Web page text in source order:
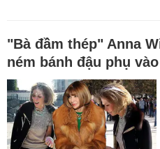
"Bà đầm thép" Anna
ném bánh đậu phụ